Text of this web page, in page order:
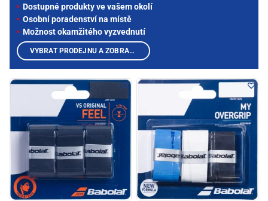
Dostupné produkty ve vašem okolí
Osobní poradenství na místě
Možnost okamžitého vyzvednutí
VYBRAT PRODEJNU A ZOBRAZIT PRODUKTY